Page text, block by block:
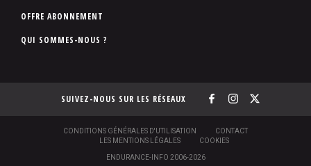
e
P
d
p
OFFRE ABONNEMENT
QUI SOMMES-NOUS ?
SUIVEZ-NOUS SUR LES RÉSEAUX
ENDURANCE-INFO 2006-2026
CONDITIONS GÉNÉRALES D'UTILISATION
CONTACT
LES MENTIONS LÉGALES
COOKIES